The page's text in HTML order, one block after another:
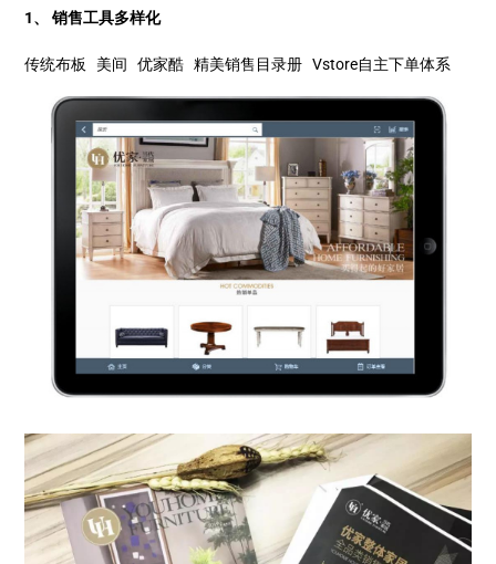
1、 销售工具多样化
传统布板 美间 优家酷 精美销售目录册 Vstore自主下单体系